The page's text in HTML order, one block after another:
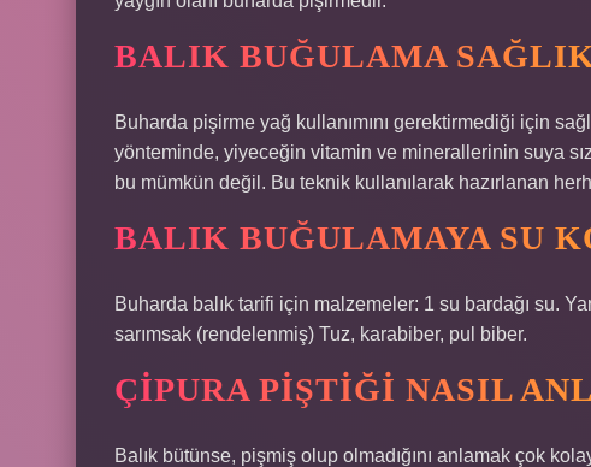
BALIK BUĞULAMA
Buharda pişirme yağ kullanımını gerektirmediği için
yönteminde, yiyeceğin vitamin ve minerallerinin suya
bu mümkün değil. Bu teknik kullanılarak hazırlanan
BALIK BUĞULAMAYA SU
Buharda balık tarifi için malzemeler: 1 su bardağı su.
sarımsak (rendelenmiş) Tuz, karabiber, pul biber.
ÇIPURA PIŞTIĞI NASIL
Balık bütünse, pişmiş olup olmadığını anlamak çok